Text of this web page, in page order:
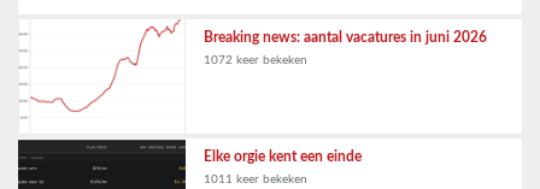
Breaking news: aantal vacatures in juni 2026
1072 keer bekeken
Elke orgie kent een einde
1011 keer bekeken